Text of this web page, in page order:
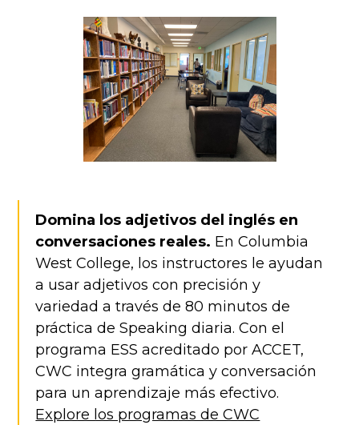
Domina los adjetivos del inglés en
conversaciones reales. En Columbia
West College, los instructores le ayudan
a usar adjetivos con precisión y
variedad a través de 80 minutos de
práctica de Speaking diaria. Con el
programa ESS acreditado por ACCET,
CWC integra gramática y conversación
para un aprendizaje más efectivo.
Explore los programas de CWC